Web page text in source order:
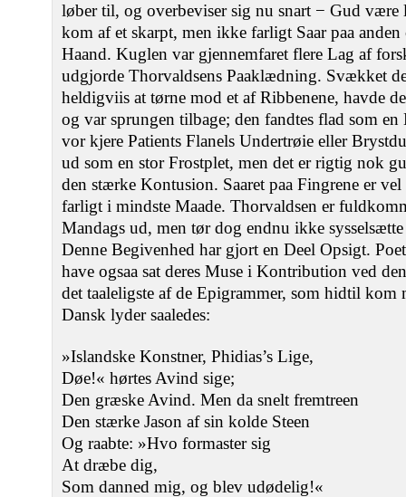
løber til, og overbeviser sig nu snart − Gud
kom af et skarpt, men ikke farligt Saar paa
Haand. Kuglen var gjennemfaret flere Lag af
udgjorde Thorvaldsens Paaklædning. Svækket
heldigviis at tørne mod et af Ribbenene, havde
og var sprungen tilbage; den fandtes flad som
vor kjere Patients Flanels Undertrøie eller
ud som en stor Frostplet, men det er rigtig nok
den stærke Kontusion. Saaret paa Fingrene er
farligt i mindste Maade. Thorvaldsen er
Mandags ud, men tør dog endnu ikke
Denne Begivenhed har gjort en Deel Opsigt.
have ogsaa sat deres Muse i Kontribution ved
det taaleligste af de Epigrammer, som hidtil
Dansk lyder saaledes:
»Islandske Konstner, Phidias’s Lige,
Døe!« hørtes Avind sige;
Den græske Avind. Men da snelt fremtreen
Den stærke Jason af sin kolde Steen
Og raabte: »Hvo formaster sig
At dræbe dig,
Som danned mig, og blev udødelig!«